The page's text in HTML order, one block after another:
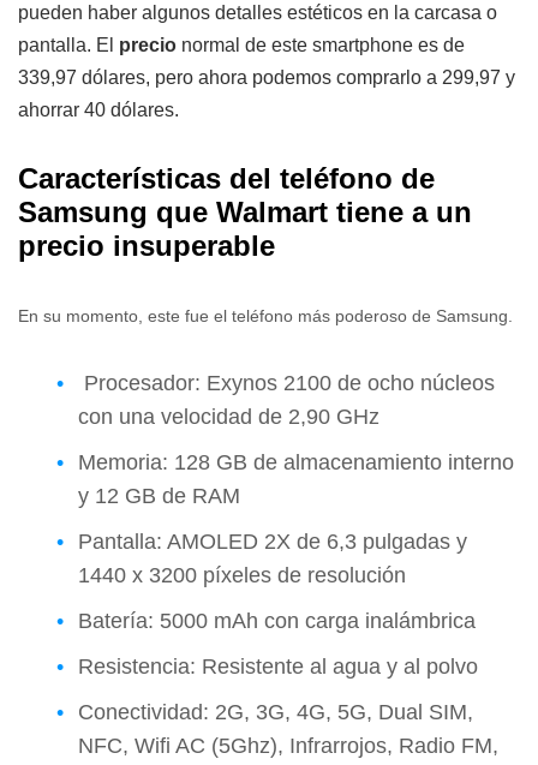
pueden haber algunos detalles estéticos en la carcasa o
pantalla. El precio normal de este smartphone es de
339,97 dólares, pero ahora podemos comprarlo a 299,97 y
ahorrar 40 dólares.
Características del teléfono de
Samsung que Walmart tiene a un
precio insuperable
En su momento, este fue el teléfono más poderoso de Samsung.
Procesador: Exynos 2100 de ocho núcleos
con una velocidad de 2,90 GHz
Memoria: 128 GB de almacenamiento interno
y 12 GB de RAM
Pantalla: AMOLED 2X de 6,3 pulgadas y
1440 x 3200 píxeles de resolución
Batería: 5000 mAh con carga inalámbrica
Resistencia: Resistente al agua y al polvo
Conectividad: 2G, 3G, 4G, 5G, Dual SIM,
NFC, Wifi AC (5Ghz), Infrarrojos, Radio FM,